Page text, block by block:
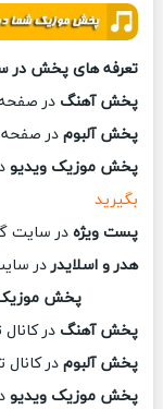
تعرفه های پخش در
پخش آهنگ در
پخش آلبومدر صفحه
پخش موزیک ویدیو
بگیرید
پست ویژهدر سایت
هدر و اسلایدردر
پخش موزیک
پخش آهنگ در
پخش آلبومدر کانال
پخش موزیک ویدیو